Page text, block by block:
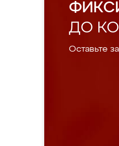
ДО
Оставьте